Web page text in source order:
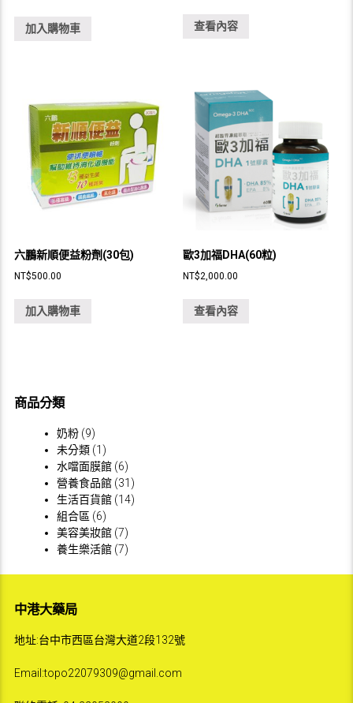
加入購物車 查看內容
六鵬新順便益粉劑(30包)
NT$500.00
加入購物車
歐3加福DHA(60粒)
NT$2,000.00
查看內容
商品分類
奶粉 (9)
未分類 (1)
水噹面膜館 (6)
營養食品館 (31)
生活百貨館 (14)
組合區 (6)
美容美妝館 (7)
養生樂活館 (7)
中港大藥局
地址:台中市西區台灣大道2段132號
Email:topo22079309@gmail.com